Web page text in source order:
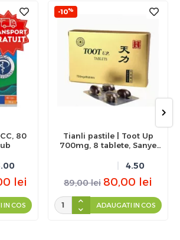
80
lei
IN COS
-10%
Tianli pastile | Toot Up
700mg, 8 tablete, Sanye
4.50
89,00 lei 80,00 lei
ADAUGATI IN COS